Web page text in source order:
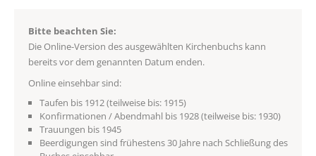
Bitte beachten Sie:
Die Online-Version des ausgewählten Kirchenbuchs kann
bereits vor dem genannten Datum enden.
Online einsehbar sind:
Taufen bis 1912 (teilweise bis: 1915)
Konfirmationen / Abendmahl bis 1928 (teilweise bis: 1930)
Trauungen bis 1945
Beerdigungen sind frühestens 30 Jahre nach Schließung des